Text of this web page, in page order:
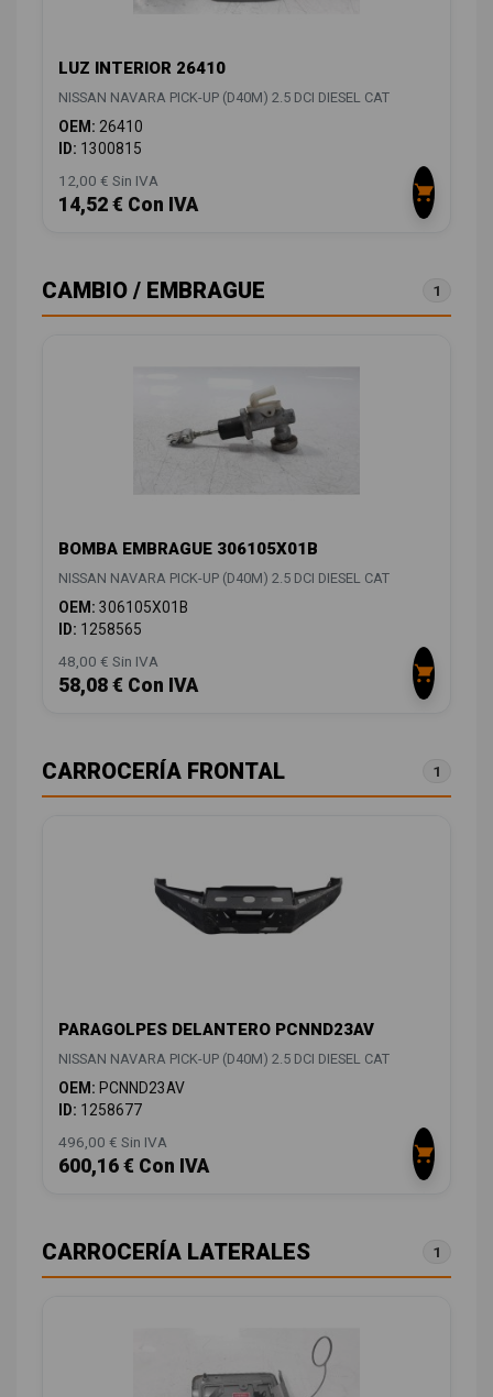
LUZ INTERIOR 26410
NISSAN NAVARA PICK-UP (D40M) 2.5 DCI DIESEL CAT
OEM: 26410
ID: 1300815
12,00 € Sin IVA
14,52 € Con IVA
CAMBIO / EMBRAGUE 1
BOMBA EMBRAGUE 306105X01B
NISSAN NAVARA PICK-UP (D40M) 2.5 DCI DIESEL CAT
OEM: 306105X01B
ID: 1258565
48,00 € Sin IVA
58,08 € Con IVA
CARROCERÍA FRONTAL 1
PARAGOLPES DELANTERO PCNND23AV
NISSAN NAVARA PICK-UP (D40M) 2.5 DCI DIESEL CAT
OEM: PCNND23AV
ID: 1258677
496,00 € Sin IVA
600,16 € Con IVA
CARROCERÍA LATERALES 1